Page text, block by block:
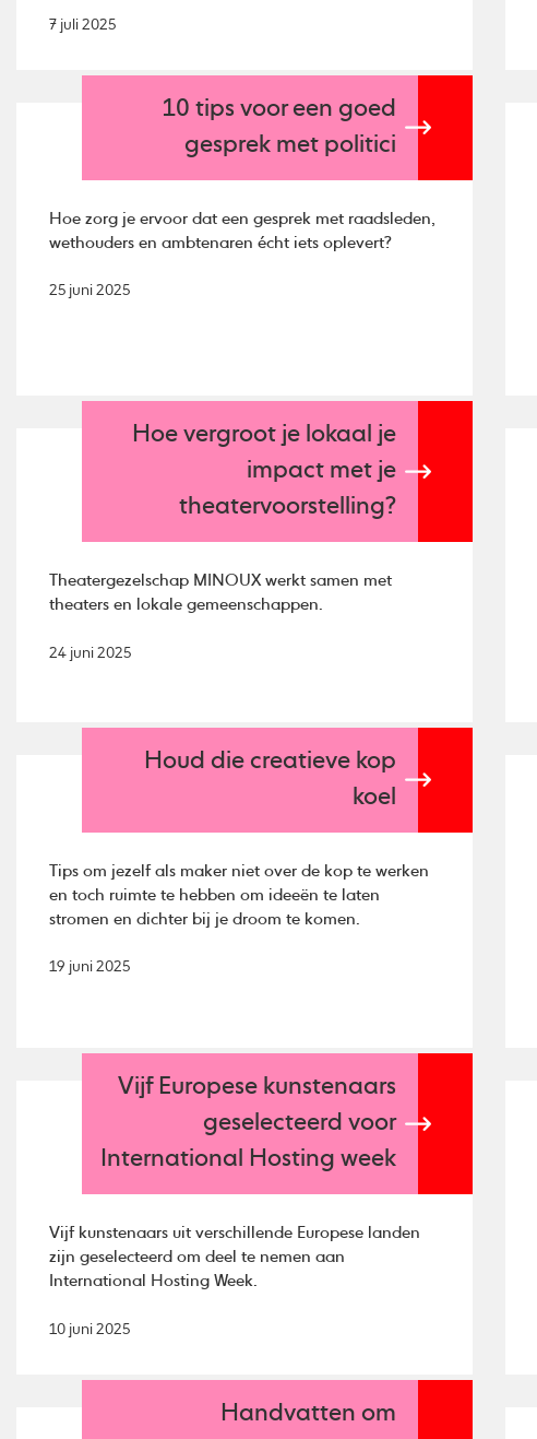
7 juli 2025
10 tips voor een goed
gesprek met politici
Hoe zorg je ervoor dat een gesprek met raadsleden,
wethouders en ambtenaren écht iets oplevert?
25 juni 2025
Hoe vergroot je lokaal je
impact met je
theatervoorstelling?
Theatergezelschap MINOUX werkt samen met
theaters en lokale gemeenschappen.
24 juni 2025
Houd die creatieve kop
koel
Tips om jezelf als maker niet over de kop te werken
en toch ruimte te hebben om ideeën te laten
stromen en dichter bij je droom te komen.
19 juni 2025
Vijf Europese kunstenaars
geselecteerd voor
International Hosting week
Vijf kunstenaars uit verschillende Europese landen
zijn geselecteerd om deel te nemen aan
International Hosting Week.
10 juni 2025
Handvatten om